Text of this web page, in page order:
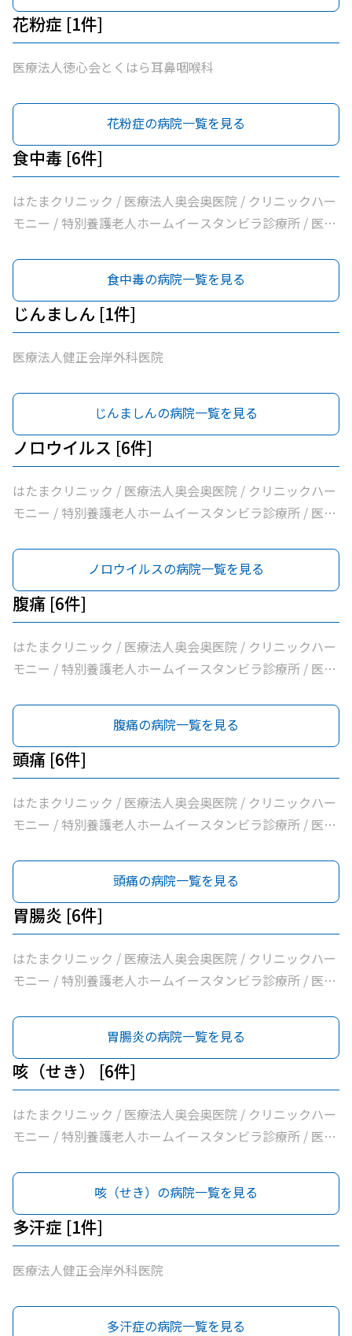
花粉症 [1件]
医療法人徳心会とくはら耳鼻咽喉科
花粉症の病院一覧を見る
食中毒 [6件]
はたまクリニック / 医療法人奥会奥医院 / クリニックハー
モニー / 特別養護老人ホームイースタンビラ診療所 / 医療
食中毒の病院一覧を見る
じんましん [1件]
医療法人健正会岸外科医院
じんましんの病院一覧を見る
ノロウイルス [6件]
はたまクリニック / 医療法人奥会奥医院 / クリニックハー
モニー / 特別養護老人ホームイースタンビラ診療所 / 医療
ノロウイルスの病院一覧を見る
腹痛 [6件]
はたまクリニック / 医療法人奥会奥医院 / クリニックハー
モニー / 特別養護老人ホームイースタンビラ診療所 / 医療
腹痛の病院一覧を見る
頭痛 [6件]
はたまクリニック / 医療法人奥会奥医院 / クリニックハー
モニー / 特別養護老人ホームイースタンビラ診療所 / 医療
頭痛の病院一覧を見る
胃腸炎 [6件]
はたまクリニック / 医療法人奥会奥医院 / クリニックハー
モニー / 特別養護老人ホームイースタンビラ診療所 / 医療
胃腸炎の病院一覧を見る
咳（せき） [6件]
はたまクリニック / 医療法人奥会奥医院 / クリニックハー
モニー / 特別養護老人ホームイースタンビラ診療所 / 医療
咳（せき）の病院一覧を見る
多汗症 [1件]
医療法人健正会岸外科医院
多汗症の病院一覧を見る